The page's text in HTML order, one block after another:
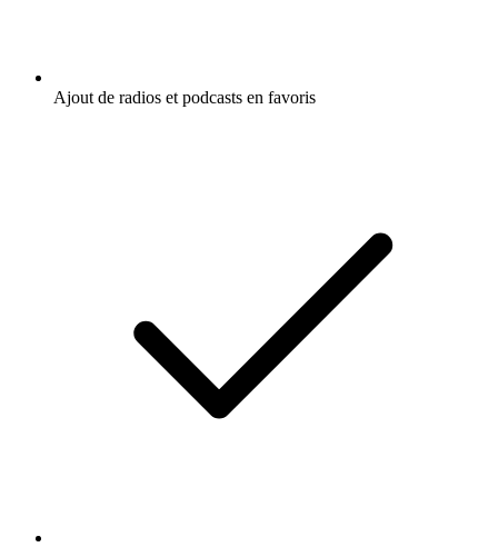
Ajout de radios et podcasts en favoris